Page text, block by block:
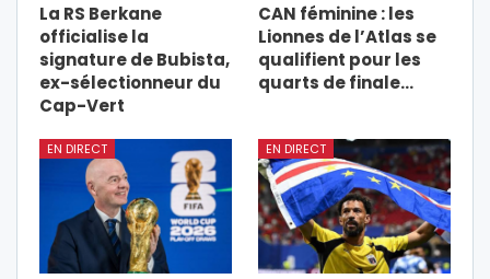
La RS Berkane
officialise la
signature de Bubista,
ex-sélectionneur du
Cap-Vert
CAN féminine : les
Lionnes de l’Atlas se
qualifient pour les
quarts de finale…
EN DIRECT EN DIRECT